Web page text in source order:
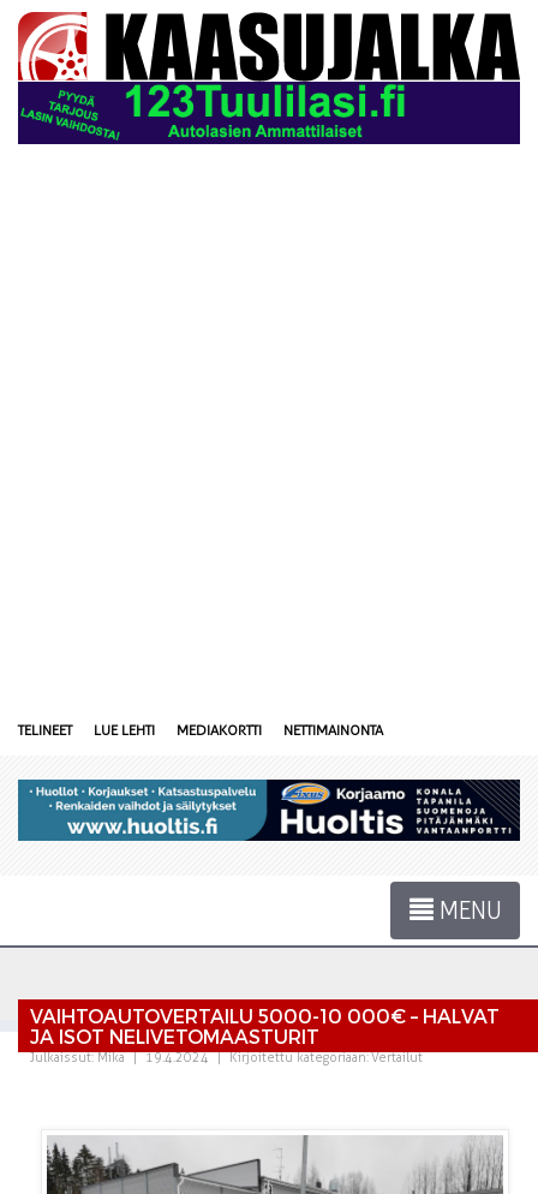
TELINEET LUE LEHTI MEDIAKORTTI NETTIMAINONTA
MENU
VAIHTOAUTOVERTAILU 5000-10 000€ – HALVAT
JA ISOT NELIVETOMAASTURIT
Julkaissut:Mika | 19.4.2024 | Kirjoitettu kategoriaan:Vertailut